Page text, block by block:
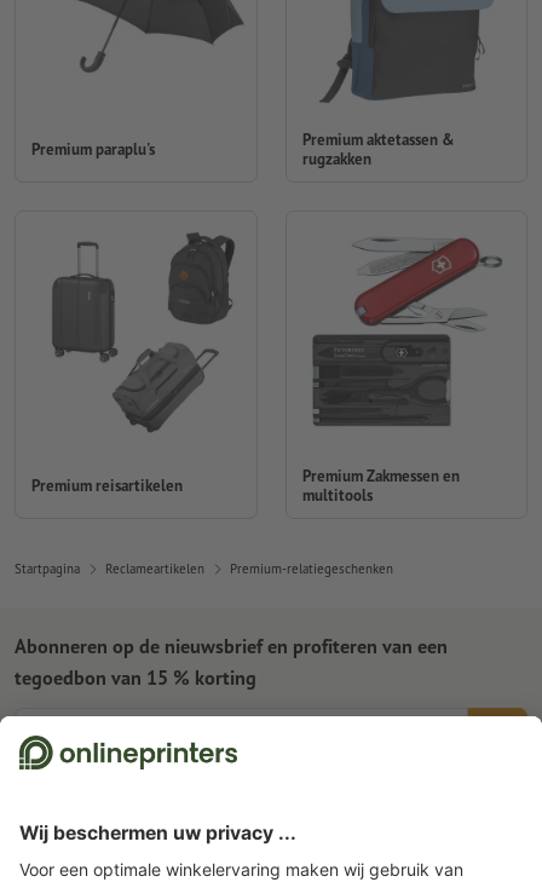
Premium paraplu's
Premium aktetassen &
rugzakken
Premium reisartikelen
Premium Zakmessen en
multitools
Startpagina Reclameartikelen Premium-relatiegeschenken
Ondernemingen
Service
Abonneren op de nieuwsbrief en profiteren van een
tegoedbon van 15 % korting